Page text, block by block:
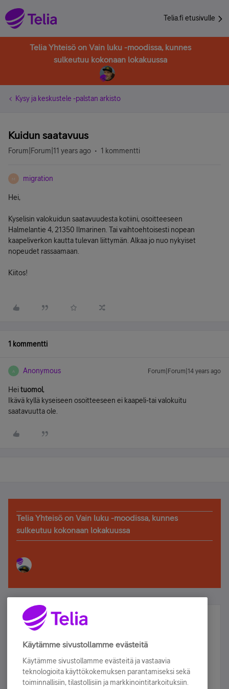
Telia.fi etusivulle
Telia Yhteisö on Vain luku -moodissa, kunnes
sulkeutuu kokonaan lokakuussa
Kysy ja keskustele -palstan arkisto
Kuidun saatavuus
Forum|Forum|11 years ago 1 kommentti
M migration
Hei,
Kyselisin valokuidun saatavuudesta kotiini, osoitteeseen
Halmelantie 4, 21350 Ilmarinen. Tai vaihtoehtoisesti nopean
kaapeliverkon kautta tulevan liittymän. Alkaa jo nuo nykyiset
nopeudet rassaamaan.
Kiitos!
1 kommentti
A Anonymous Forum|Forum|14 years ago
Heituomol,
Ikävä kyllä kyseiseen osoitteeseen ei kaapeli-tai valokuitu
saatavuutta ole.
Telia Yhteisö on Vain luku -moodissa, kunnes
sulkeutuu kokonaan lokakuussa
Älä jää paitsi – osallistu ja voita!
Tilaa Telian uutiskirje ja olet mukana arvonnassa.
sähköpostiisi.
Käytämme sivustollamme evästeitä
Käytämme sivustollamme evästeitä ja vastaavia
teknologioita käyttökokemuksen parantamiseksi sekä
toiminnallisiin, tilastollisiin ja markkinointitarkoituksiin.